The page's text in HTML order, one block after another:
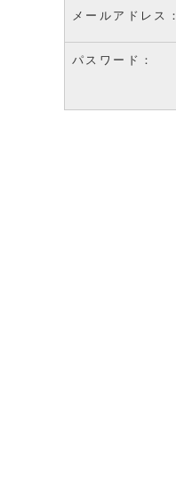
メールアドレス：
パスワード：